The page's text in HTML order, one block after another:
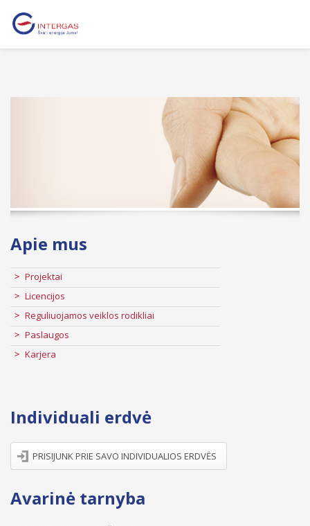
Apie mus
Projektai
Licencijos
Reguliuojamos veiklos rodikliai
Paslaugos
Karjera
Individuali erdvė
PRISIJUNK PRIE SAVO INDIVIDUALIOS ERDVĖS
Avarinė tarnyba